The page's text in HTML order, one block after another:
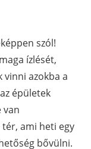
szól!
ízlését,
azokba a
épületek
van
ami heti egy
bővülni.